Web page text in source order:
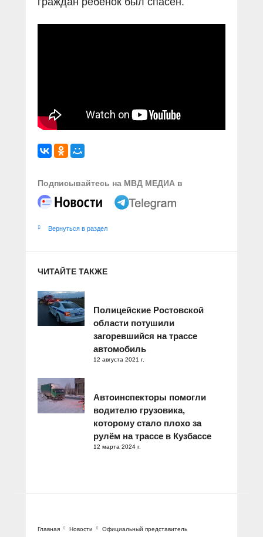
Подписывайтесь на МВД МЕДИА в
Вернуться в раздел
ЧИТАЙТЕ ТАКЖЕ
Полицейские Ростовской
области потушили
загоревшийся на трассе
автомобиль
12 августа 2021 г.
Автоинспекторы помогли
водителю грузовика,
которому стало плохо за
рулём на трассе в Кузбассе
12 марта 2024 г.
Главная Новости Официальный представитель